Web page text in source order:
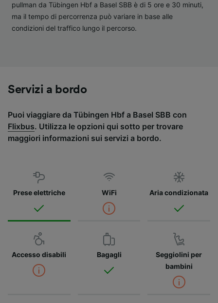
pullman da Tübingen Hbf a Basel SBB è di 5 ore e 30 minuti,
ma il tempo di percorrenza può variare in base alle
condizioni del traffico lungo il percorso.
Servizi a bordo
Puoi viaggiare da Tübingen Hbf a Basel SBB con
Flixbus. Utilizza le opzioni qui sotto per trovare
maggiori informazioni sui servizi a bordo.
Prese elettriche WiFi Aria condizionata
Accesso disabili Bagagli
Seggiolini per
bambini
personalizzati, misurazione delle prestazioni
dei contenuti e degli annunci, ricerche sul
pubblico, sviluppo di servizi.